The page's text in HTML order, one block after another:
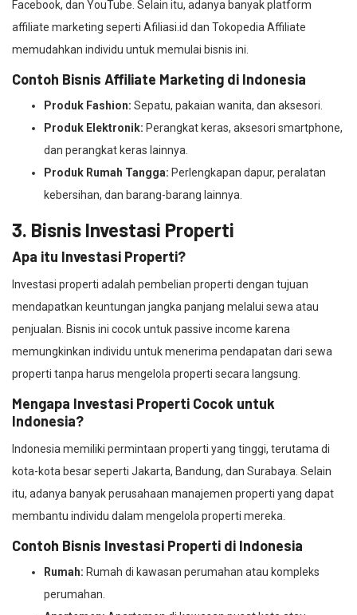
Facebook, dan YouTube. Selain itu, adanya banyak platform
affiliate marketing seperti Afiliasi.id dan Tokopedia Affiliate
memudahkan individu untuk memulai bisnis ini.
Contoh Bisnis Affiliate Marketing di Indonesia
Produk Fashion: Sepatu, pakaian wanita, dan aksesori.
Produk Elektronik: Perangkat keras, aksesori smartphone,
dan perangkat keras lainnya.
Produk Rumah Tangga: Perlengkapan dapur, peralatan
kebersihan, dan barang-barang lainnya.
3. Bisnis Investasi Properti
Apa itu Investasi Properti?
Investasi properti adalah pembelian properti dengan tujuan
mendapatkan keuntungan jangka panjang melalui sewa atau
penjualan. Bisnis ini cocok untuk passive income karena
memungkinkan individu untuk menerima pendapatan dari sewa
properti tanpa harus mengelola properti secara langsung.
Mengapa Investasi Properti Cocok untuk
Indonesia?
Indonesia memiliki permintaan properti yang tinggi, terutama di
kota-kota besar seperti Jakarta, Bandung, dan Surabaya. Selain
itu, adanya banyak perusahaan manajemen properti yang dapat
membantu individu dalam mengelola properti mereka.
Contoh Bisnis Investasi Properti di Indonesia
Rumah: Rumah di kawasan perumahan atau kompleks
perumahan.